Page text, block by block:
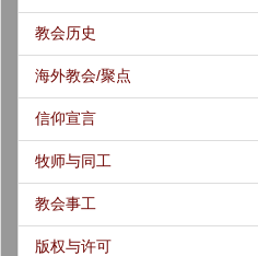
教会历史
海外教会/聚点
信仰宣言
牧师与同工
教会事工
版权与许可